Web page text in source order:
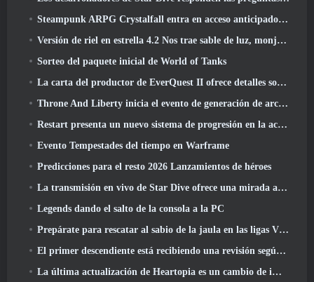
Steampunk ARPG Crystalfall entra en acceso anticipado, Pero no sin algunos problemas
Versión de riel en estrella 4.2 Nos trae sable de luz, monja-chuck, El baterista pionero y un emanador de euforia
Sorteo del paquete inicial de World of Tanks
La carta del productor de EverQuest II ofrece detalles sobre el servidor de expansión con tiempo bloqueado
Throne And Liberty inicia el evento de generación de archboss doble
Restart presenta un nuevo sistema de progresión en la actualización de la temporada SS4
Evento Tempestades del tiempo en Warframe
Predicciones para el resto 2026 Lanzamientos de héroes
La transmisión en vivo de Star Dive ofrece una mirada al juego en acción antes del lanzamiento
Legends dando el salto de la consola a la PC
Prepárate para rescatar al sabio de la jaula en las ligas VI de RuneScape de la vieja escuela: Pactos demoniacos
El primer descendiente está recibiendo una revisión según Dev Stream
La última actualización de Heartopia es un cambio de imagen al estilo de Alicia en el país de las maravillas